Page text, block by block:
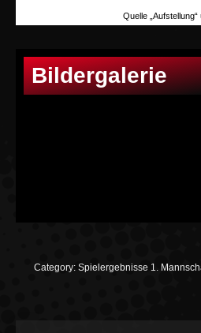
Quelle
Bildergalerie
Category: Spielergebnisse 1.